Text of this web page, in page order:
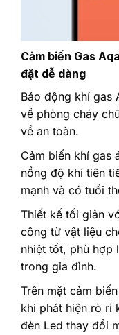
Cảm biến Gas
đặt dễ dàng
Báo động khí gas
về phòng cháy
về an toàn.
Cảm biến khí gas
nồng độ khí tiên
mạnh và có tuổi
Thiết kế tối giản
công từ vật liệu
nhiệt tốt, phù hợp
trong gia đình.
Trên mặt cảm
khi phát hiện rò rỉ
đèn Led thay đổi